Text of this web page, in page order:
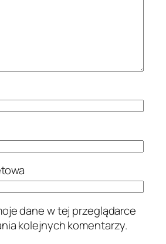
dane w tej przeglądarce
kolejnych komentarzy.